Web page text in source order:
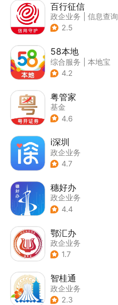
百行征信
政企业务
信息查询
| 业务咨询办理
2.5
58本地
综合服务
本地宝
4.2
粤管家
基金
4.6
i深圳
政企业务
4.7
穗好办
政企业务
4.4
鄂汇办
政企业务
1.7
智桂通
政企业务
2.3